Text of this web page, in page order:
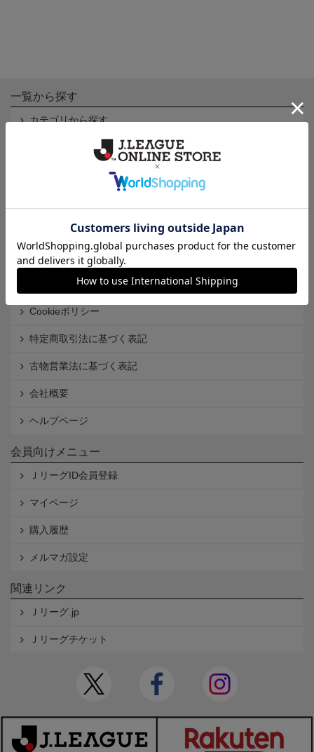
一覧から探す
カテゴリから探す
クラブから探す
インフォメーション
Ｊリーグオンラインストアとは
利用規約
個人情報保護方針
Cookieポリシー
特定商取引法に基づく表記
古物営業法に基づく表記
会社概要
ヘルプページ
会員向けメニュー
ＪリーグID会員登録
マイページ
購入履歴
メルマガ設定
関連リンク
Ｊリーグ.jp
Ｊリーグチケット